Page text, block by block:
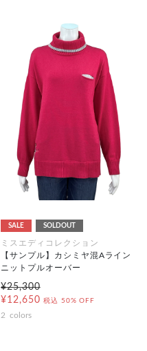
SALE SOLDOUT
ミスエディコレクション
【サンプル】カシミヤ混Aライン
ニットプルオーバー
¥25,300
¥12,650 税込 50% OFF
2 colors